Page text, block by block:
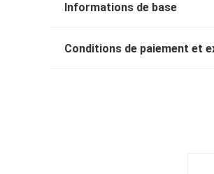
Informations de base
Conditions de paiement et